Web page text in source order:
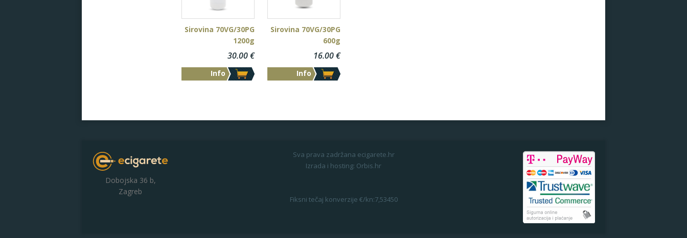
Sirovina 70VG/30PG
1200g
30.00€
Info
Sirovina 70VG/30PG
600g
16.00€
Info
Dobojska 36 b,
Zagreb
Sva prava zadržana ecigarete.hr
Izrada i hosting: Orbis.hr
Fiksni tečaj konverzije €/kn:7,53450